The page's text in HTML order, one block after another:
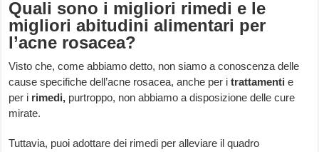
Quali sono i migliori rimedi e le
migliori abitudini alimentari per
l’acne rosacea?
Visto che, come abbiamo detto, non siamo a conoscenza delle
cause specifiche dell’acne rosacea, anche per itrattamenti e
per i rimedi, purtroppo, non abbiamo a disposizione delle cure
mirate.
Tuttavia, puoi adottare dei rimedi per alleviare il quadro